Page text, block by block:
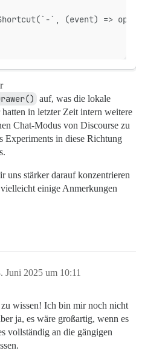
`, (event) =>
auf, was die lokale
in letzter Zeit intern weitere
Chat-Modus von Discourse zu
Experiments in diese Richtung
uns stärker darauf konzentrieren
einige Anmerkungen
Juni 2025 um 10:11
wissen! Ich bin mir noch nicht
ja, es wäre großartig, wenn es
vollständig an die gängigen